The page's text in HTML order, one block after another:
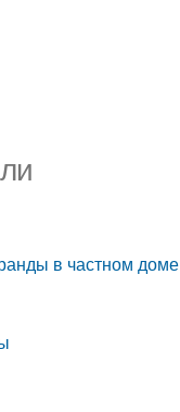
в частном доме